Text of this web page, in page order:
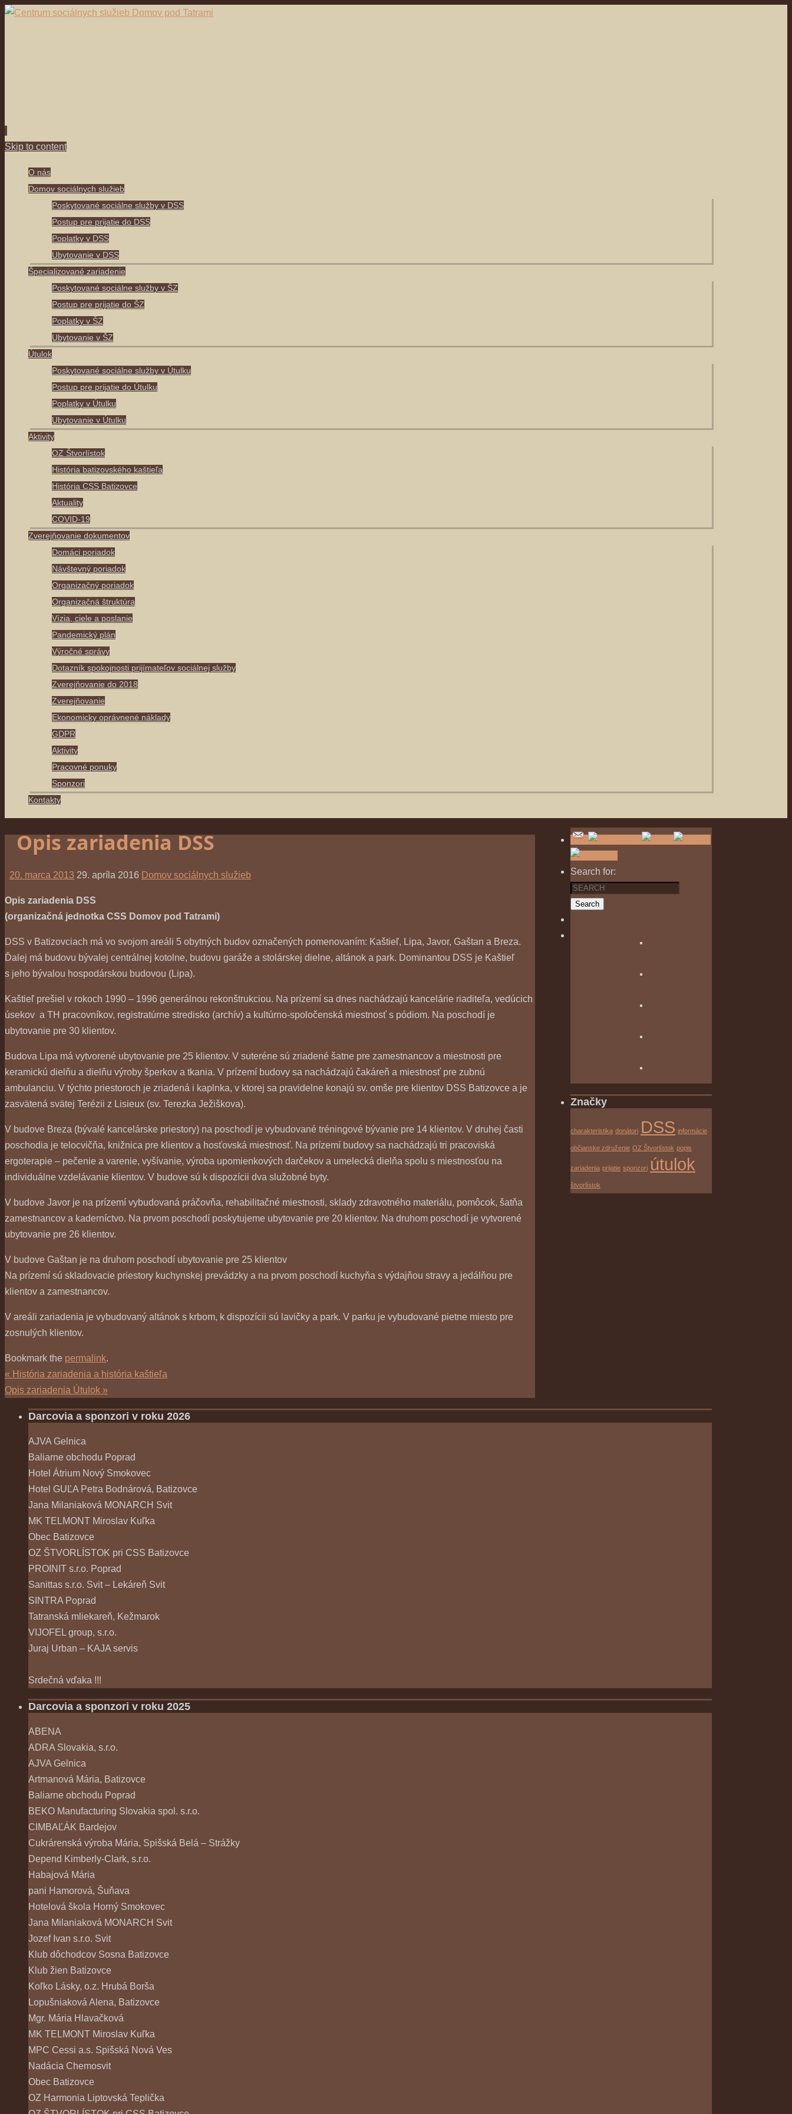
Skip to content
O nás
Domov sociálnych služieb
Poskytované sociálne služby v DSS
Postup pre prijatie do DSS
Poplatky v DSS
Ubytovanie v DSS
Špecializované zariadenie
Poskytované sociálne služby v ŠZ
Postup pre prijatie do ŠZ
Poplatky v ŠZ
Ubytovanie v ŠZ
Útulok
Poskytované sociálne služby v Útulku
Postup pre prijatie do Útulku
Poplatky v Útulku
Ubytovanie v Útulku
Aktivity
OZ Štvorlístok
História batizovského kaštieľa
História CSS Batizovce
Aktuality
COVID-19
Zverejňovanie dokumentov
Domáci poriadok
Návštevný poriadok
Organizačný poriadok
Organizačná štruktúra
Vízia, ciele a poslanie
Pandemický plán
Výročné správy
Dotazník spokojnosti prijímateľov sociálnej služby
Zverejňovanie do 2018
Zverejňovanie
Ekonomicky oprávnené náklady
GDPR
Aktivity
Pracovné ponuky
Sponzori
Kontakty
Opis zariadenia DSS
20. marca 2013 29. apríla 2016 Domov sociálnych služieb
Opis zariadenia DSS
(organizačná jednotka CSS Domov pod Tatrami)
DSS v Batizovciach má vo svojom areáli 5 obytných budov označených pomenovaním: Kaštieľ, Lipa, Javor, Gaštan a Breza.
Ďalej má budovu bývalej centrálnej kotolne, budovu garáže a stolárskej dielne, altánok a park. Dominantou DSS je Kaštieľ
s jeho bývalou hospodárskou budovou (Lipa).
Kaštieľ prešiel v rokoch 1990 – 1996 generálnou rekonštrukciou. Na prízemí sa dnes nachádzajú kancelárie riaditeľa, vedúcich
úsekov a TH pracovníkov, registratúrne stredisko (archív) a kultúrno-spoločenská miestnosť s pódiom. Na poschodí je
ubytovanie pre 30 klientov.
Budova Lipa má vytvorené ubytovanie pre 25 klientov. V suteréne sú zriadené šatne pre zamestnancov a miestnosti pre
keramickú dielňu a dielňu výroby šperkov a tkania. V prízemí budovy sa nachádzajú čakáreň a miestnosť pre zubnú
ambulanciu. V týchto priestoroch je zriadená i kaplnka, v ktorej sa pravidelne konajú sv. omše pre klientov DSS Batizovce a je
zasvätená svätej Terézii z Lisieux (sv. Terezka Ježiškova).
V budove Breza (bývalé kancelárske priestory) na poschodí je vybudované tréningové bývanie pre 14 klientov. V druhej časti
poschodia je telocvičňa, knižnica pre klientov a hosťovská miestnosť. Na prízemí budovy sa nachádzajú tri pracoviská
ergoterapie – pečenie a varenie, vyšívanie, výroba upomienkových darčekov a umelecká dielňa spolu s miestnosťou na
individuálne vzdelávanie klientov. V budove sú k dispozícii dva služobné byty.
V budove Javor je na prízemí vybudovaná práčovňa, rehabilitačné miestnosti, sklady zdravotného materiálu, pomôcok, šatňa
zamestnancov a kaderníctvo. Na prvom poschodí poskytujeme ubytovanie pre 20 klientov. Na druhom poschodí je vytvorené
ubytovanie pre 26 klientov.
V budove Gaštan je na druhom poschodí ubytovanie pre 25 klientov
Na prízemí sú skladovacie priestory kuchynskej prevádzky a na prvom poschodí kuchyňa s výdajňou stravy a jedálňou pre
klientov a zamestnancov.
V areáli zariadenia je vybudovaný altánok s krbom, k dispozícii sú lavičky a park. V parku je vybudované pietne miesto pre
zosnulých klientov.
Bookmark the permalink.
« História zariadenia a história kaštieľa
Opis zariadenia Útulok »
Search for:
Search
Značky
charakteristika donátori DSS informácie
občianske združenie OZ Štvorlístok popis
zariadenia prijatie sponzori útulok
štvorlístok
Darcovia a sponzori v roku 2026
AJVA Gelnica
Baliarne obchodu Poprad
Hotel Átrium Nový Smokovec
Hotel GUĽA Petra Bodnárová, Batizovce
Jana Milaniaková MONARCH Svit
MK TELMONT Miroslav Kuľka
Obec Batizovce
OZ ŠTVORLÍSTOK pri CSS Batizovce
PROINIT s.r.o. Poprad
Sanittas s.r.o. Svit – Lekáreň Svit
SINTRA Poprad
Tatranská mliekareň, Kežmarok
VIJOFEL group, s.r.o.
Juraj Urban – KAJA servis
Srdečná vďaka !!!
Darcovia a sponzori v roku 2025
ABENA
ADRA Slovakia, s.r.o.
AJVA Gelnica
Artmanová Mária, Batizovce
Baliarne obchodu Poprad
BEKO Manufacturing Slovakia spol. s.r.o.
CIMBAĽÁK Bardejov
Cukrárenská výroba Mária, Spišská Belá – Strážky
Depend Kimberly-Clark, s.r.o.
Habajová Mária
pani Hamorová, Šuňava
Hotelová škola Horný Smokovec
Jana Milaniaková MONARCH Svit
Jozef Ivan s.r.o. Svit
Klub dôchodcov Sosna Batizovce
Klub žien Batizovce
Koľko Lásky, o.z. Hrubá Borša
Lopušniaková Alena, Batizovce
Mgr. Mária Hlavačková
MK TELMONT Miroslav Kuľka
MPC Cessi a.s. Spišská Nová Ves
Nadácia Chemosvit
Obec Batizovce
OZ Harmonia Liptovská Teplička